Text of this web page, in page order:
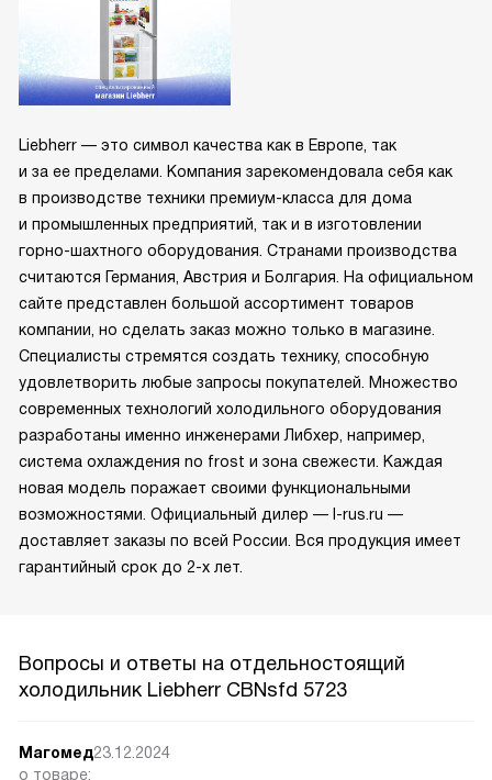
Liebherr — это символ качества как в Европе, так
и за ее пределами. Компания зарекомендовала себя как
в производстве техники премиум-класса для дома
и промышленных предприятий, так и в изготовлении
горно-шахтного оборудования. Странами производства
считаются Германия, Австрия и Болгария. На официальном
сайте представлен большой ассортимент товаров
компании, но сделать заказ можно только в магазине.
Специалисты стремятся создать технику, способную
удовлетворить любые запросы покупателей. Множество
современных технологий холодильного оборудования
разработаны именно инженерами Либхер, например,
система охлаждения no frost и зона свежести. Каждая
новая модель поражает своими функциональными
возможностями. Официальный дилер — l-rus.ru —
доставляет заказы по всей России. Вся продукция имеет
гарантийный срок до 2-х лет.
Вопросы и ответы на отдельностоящий
холодильник Liebherr CBNsfd 5723
Магомед23.12.2024
о товаре: